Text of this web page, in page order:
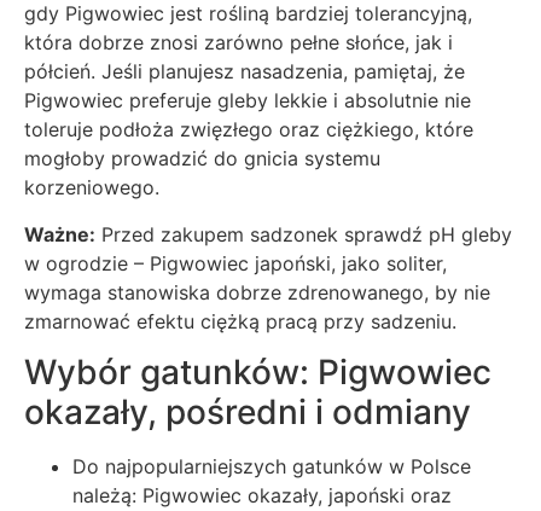
gdy Pigwowiec jest rośliną bardziej tolerancyjną,
która dobrze znosi zarówno pełne słońce, jak i
półcień. Jeśli planujesz nasadzenia, pamiętaj, że
Pigwowiec preferuje gleby lekkie i absolutnie nie
toleruje podłoża zwięzłego oraz ciężkiego, które
mogłoby prowadzić do gnicia systemu
korzeniowego.
Ważne: Przed zakupem sadzonek sprawdź pH gleby
w ogrodzie – Pigwowiec japoński, jako soliter,
wymaga stanowiska dobrze zdrenowanego, by nie
zmarnować efektu ciężką pracą przy sadzeniu.
Wybór gatunków: Pigwowiec
okazały, pośredni i odmiany
Do najpopularniejszych gatunków w Polsce
należą: Pigwowiec okazały, japoński oraz